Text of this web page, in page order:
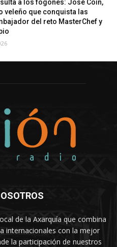
a los fogones: José Coín,
veleño que conquista las
del reto MasterChef y
de la Axarquía que combina
internacionales con la mejor
la participación de nuestros